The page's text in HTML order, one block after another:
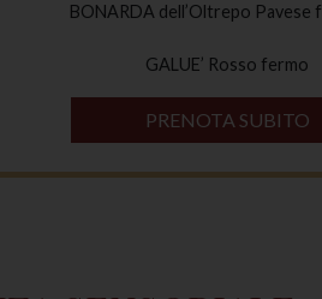
BONARDA dell’Oltrepo Pavese
GALUE’ Rosso fermo
PRENOTA SUBITO